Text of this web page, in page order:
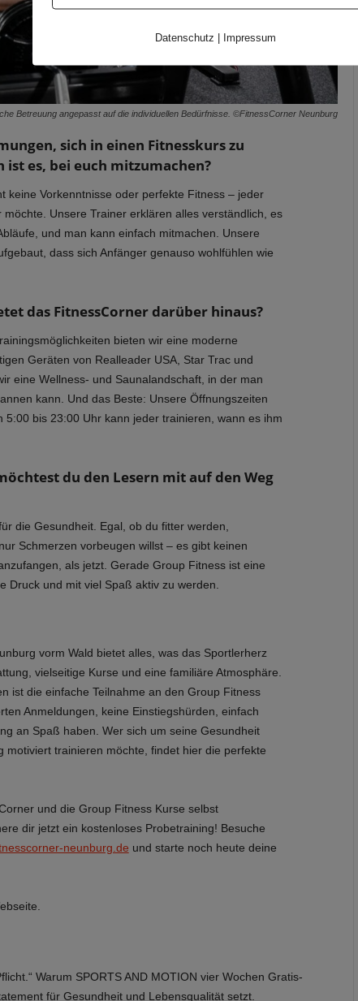
Betreuung angepasst auf die individuellen Bedürfnisse. ©FitnessCorner Neunburg
sich in einen Fitnesskurs zu
ist es, bei euch mitzumachen?
keine Vorkenntnisse oder perfekte Fitness – jeder
möchte. Unsere Trainer erklären alles verständlich, es
und man kann einfach mitmachen. Unsere
dass sich Anfänger genauso wohlfühlen wie
das FitnessCorner darüber hinaus?
bieten wir eine moderne
Geräten von Realleader USA, Star Trac und
eine Wellness- und Saunalandschaft, in der man
kann. Und das Beste: Unsere Öffnungszeiten
5:00 bis 23:00 Uhr kann jeder trainieren, wann es ihm
du den Lesern mit auf den Weg
die Gesundheit. Egal, ob du fitter werden,
Schmerzen vorbeugen willst – es gibt keinen
als jetzt. Gerade Group Fitness ist eine
Druck und mit viel Spaß aktiv zu werden.
vorm Wald bietet alles, was das Sportlerherz
vielseitige Kurse und eine familiäre Atmosphäre.
ist die einfache Teilnahme an den Group Fitness
Anmeldungen, keine Einstiegshürden, einfach
an Spaß haben. Wer sich um seine Gesundheit
motiviert trainieren möchte, findet hier die perfekte
und die Group Fitness Kurse selbst
dir jetzt ein kostenloses Probetraining! Besuche
neunburg.de und starte noch heute deine
Warum SPORTS AND MOTION vier Wochen Gratis-
für Gesundheit und Lebensqualität setzt.
Datenschutz | Impressum